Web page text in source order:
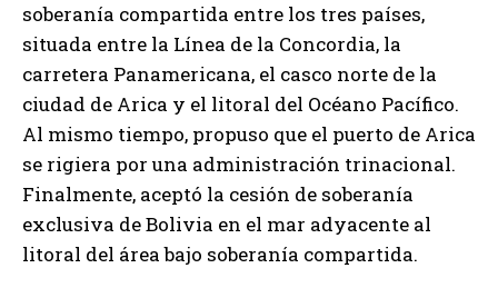
soberanía compartida entre los tres países,
situada entre la Línea de la Concordia, la
carretera Panamericana, el casco norte de la
ciudad de Arica y el litoral del Océano Pacífico.
Al mismo tiempo, propuso que el puerto de Arica
se rigiera por una administración trinacional.
Finalmente, aceptó la cesión de soberanía
exclusiva de Bolivia en el mar adyacente al
litoral del área bajo soberanía compartida.